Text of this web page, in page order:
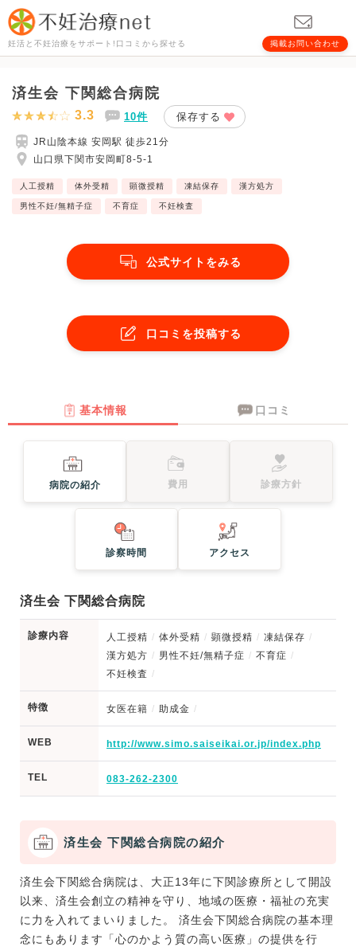
妊活と不妊治療をサポート!口コミから探せる 掲載お問い合わせ
済生会 下関総合病院
3.3 10件 保存する
JR山陰本線 安岡駅 徒歩21分
山口県下関市安岡町8-5-1
人工授精 体外受精 顕微授精 凍結保存 漢方処方
男性不妊/無精子症 不育症 不妊検査
公式サイトをみる
口コミを投稿する
基本情報 口コミ
病院の紹介 費用 診療方針
診察時間 アクセス
済生会 下関総合病院
診療内容 人工授精 体外受精 顕微授精
凍結保存
漢方処方
男性不妊/無精子症
不育症
不妊検査
特徴 女医在籍 助成金
WEB http://www.simo.saiseikai.or.jp/index.php
TEL 083-262-2300
済生会 下関総合病院の紹介
済生会下関総合病院は、大正13年に下関診療所として開設
以来、済生会創立の精神を守り、地域の医療・福祉の充実
に力を入れてまいりました。 済生会下関総合病院の基本理
念にもあります「心のかよう質の高い医療」の提供を行